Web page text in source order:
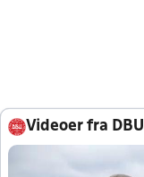
Videoer fra DBU